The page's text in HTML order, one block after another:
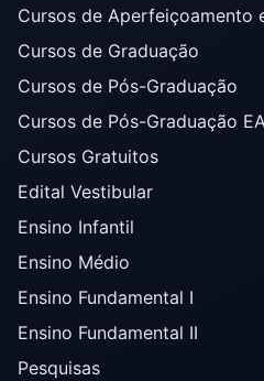
Cursos de Aperfeiçoamento
Cursos de Graduação
Cursos de Pós-Graduação
Cursos de Pós-Graduação
Cursos Gratuitos
Edital Vestibular
Ensino Infantil
Ensino Médio
Ensino Fundamental I
Ensino Fundamental II
Pesquisas